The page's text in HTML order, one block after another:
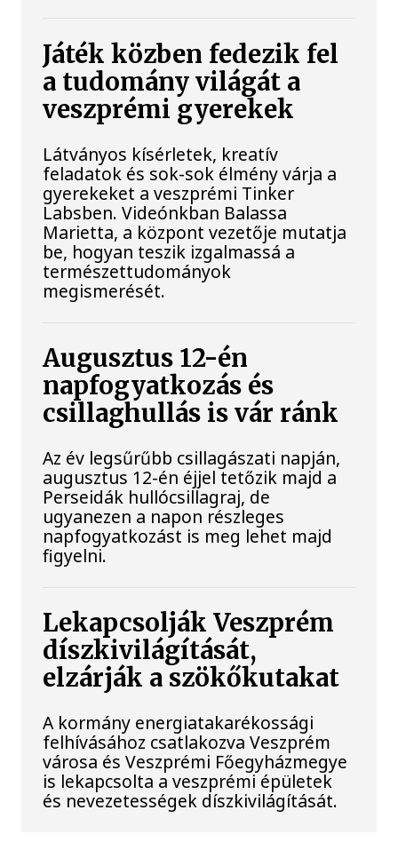
Játék közben fedezik fel
a tudomány világát a
veszprémi gyerekek
Látványos kísérletek, kreatív
feladatok és sok-sok élmény várja a
gyerekeket a veszprémi Tinker
Labsben. Videónkban Balassa
Marietta, a központ vezetője mutatja
be, hogyan teszik izgalmassá a
természettudományok
megismerését.
Augusztus 12-én
napfogyatkozás és
csillaghullás is vár ránk
Az év legsűrűbb csillagászati napján,
augusztus 12-én éjjel tetőzik majd a
Perseidák hullócsillagraj, de
ugyanezen a napon részleges
napfogyatkozást is meg lehet majd
figyelni.
Lekapcsolják Veszprém
díszkivilágítását,
elzárják a szökőkutakat
A kormány energiatakarékossági
felhívásához csatlakozva Veszprém
városa és Veszprémi Főegyházmegye
is lekapcsolta a veszprémi épületek
és nevezetességek díszkivilágítását.